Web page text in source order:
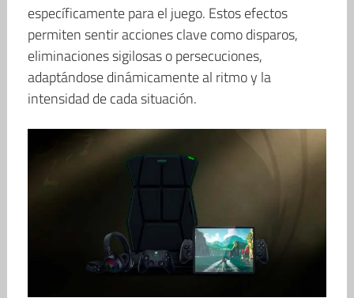
específicamente para el juego. Estos efectos
permiten sentir acciones clave como disparos,
eliminaciones sigilosas o persecuciones,
adaptándose dinámicamente al ritmo y la
intensidad de cada situación.